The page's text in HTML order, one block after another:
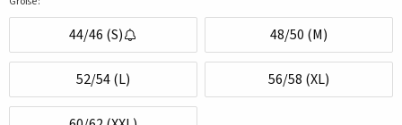
44/46 (S) 48/50 (M)
52/54 (L) 56/58 (XL)